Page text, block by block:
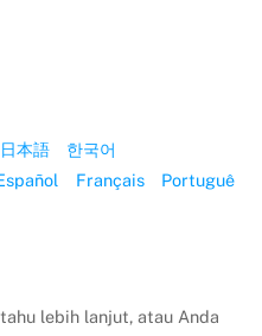
日本語
한국어
Français
Portuguê
lebih lanjut, atau Anda